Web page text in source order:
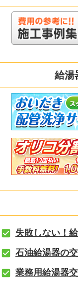
給湯
失敗しない！
石油給湯器の
業務用給湯器